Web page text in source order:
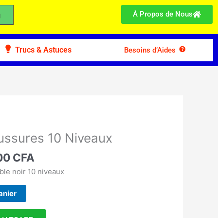
À Propos de Nous
Trucs & Astuces Besoins d’Aides
10 Niveaux
CFA.
CFA
prix
actuel
10.000 CFA.
noir 10 niveaux